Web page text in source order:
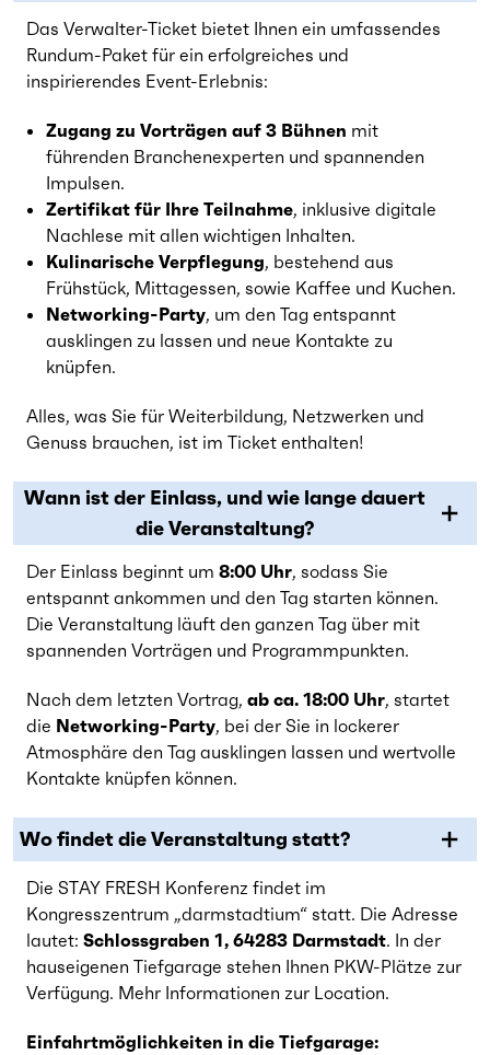
Das Verwalter-Ticket bietet Ihnen ein umfassendes
Rundum-Paket für ein erfolgreiches und
inspirierendes Event-Erlebnis:
Zugang zu Vorträgen auf 3 Bühnen mit
führenden Branchenexperten und spannenden
Impulsen.
Zertifikat für Ihre Teilnahme, inklusive digitale
Nachlese mit allen wichtigen Inhalten.
Kulinarische Verpflegung, bestehend aus
Frühstück, Mittagessen, sowie Kaffee und Kuchen.
Networking-Party, um den Tag entspannt
ausklingen zu lassen und neue Kontakte zu
knüpfen.
Alles, was Sie für Weiterbildung, Netzwerken und
Genuss brauchen, ist im Ticket enthalten!
Wann ist der Einlass, und wie lange dauert
die Veranstaltung?
Der Einlass beginnt um 8:00 Uhr, sodass Sie
entspannt ankommen und den Tag starten können.
Die Veranstaltung läuft den ganzen Tag über mit
spannenden Vorträgen und Programmpunkten.
Nach dem letzten Vortrag, ab ca. 18:00 Uhr, startet
die Networking-Party, bei der Sie in lockerer
Atmosphäre den Tag ausklingen lassen und wertvolle
Kontakte knüpfen können.
Wo findet die Veranstaltung statt?
Die STAY FRESH Konferenz findet im
Kongresszentrum „darmstadtium“ statt. Die Adresse
lautet: Schlossgraben 1, 64283 Darmstadt. In der
hauseigenen Tiefgarage stehen Ihnen PKW-Plätze zur
Verfügung. Mehr Informationen zur Location.
Einfahrtmöglichkeiten in die Tiefgarage: